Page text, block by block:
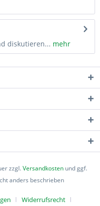
diskutieren... mehr
zzgl.Versandkosten und ggf.
anders beschrieben
Widerrufsrecht